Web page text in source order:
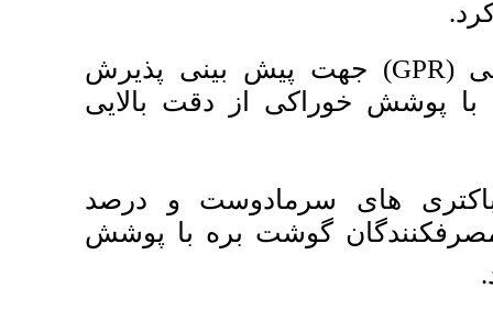
­بینی پذیرش
از دقت بالایی
و درصد
بره با پوشش